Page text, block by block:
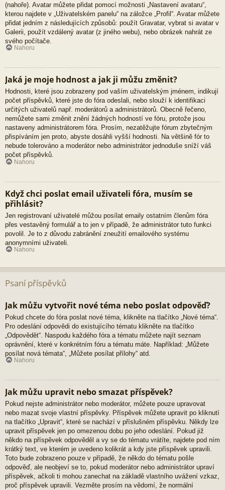
(nahoře). Avatar můžete přidat pomocí možnosti „Nastavení avataru“,
kterou najdete v „Uživatelském panelu“ na záložce „Profil“. Avatar můžete
přidat jedním z následujících způsobů: použít Gravatar, vybrat si avatar v
Galerii, použít vzdálený avatar (z jiného webu), nebo obrázek nahrát ze
svého počítače.
Nahoru
Jaká je moje hodnost a jak ji můžu změnit?
Hodnosti, které jsou zobrazeny pod vaším uživatelským jménem, indikují
počet příspěvků, které jste do fóra odeslali, nebo slouží k identifikaci
určitých uživatelů např. moderátorů a administrátorů. Obecně řečeno,
nemůžete sami změnit znění žádných hodností ve fóru, protože jsou
nastaveny administrátorem fóra. Prosím, nezatěžujte fórum zbytečným
přispíváním jen proto, abyste dosáhli vyšší hodnosti. Na většině fór to
nebude tolerováno a moderátor nebo administrátor jednoduše sníží váš
počet příspěvků.
Nahoru
Když chci poslat email uživateli fóra, musím se
přihlásit?
Jen registrovaní uživatelé můžou posílat emaily ostatním členům fóra
přes vestavěný formulář a to jen v případě, že administrátor tuto funkci
povolil. Je to z důvodu zabránění zneužití emailového systému
anonymními uživateli.
Nahoru
Psaní příspěvků
Jak můžu vytvořit nové téma nebo poslat odpověď?
Pokud chcete do fóra poslat nové téma, klikněte na tlačítko „Nové téma“.
Pro odeslání odpovědi do existujícího tématu klikněte na tlačítko
„Odpovědět“. Naspodu každého fóra a tématu můžete najít seznam
oprávnění, které v konkrétním fóru a tématu máte. Například: „Můžete
posílat nová témata“, „Můžete posílat přílohy“ atd.
Nahoru
Jak můžu upravit nebo smazat příspěvek?
Pokud nejste administrátor nebo moderátor, můžete pouze upravovat
nebo mazat svoje vlastní příspěvky. Příspěvek můžete upravit po kliknutí
na tlačítko „Upravit“, které se nachází v příslušném příspěvku. Někdy lze
upravit příspěvek jen po omezenou dobu po jeho odeslání. Pokud již
někdo na příspěvek odpověděl a vy se do tématu vrátíte, najdete pod ním
krátký text, ve kterém je uvedeno kolikrát a kdy jste příspěvek upravili.
Toto bude zobrazeno pouze v případě, že někdo do tématu pošle
odpověď, ale neobjeví se to, pokud moderátor nebo administrátor upraví
příspěvek, ačkoli ti mohou zanechat na základě vlastního uvážení vzkaz,
proč příspěvek upravili. Vezměte prosím na vědomí, že normální